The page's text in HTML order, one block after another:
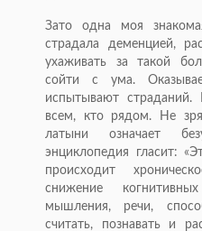
Зато одна моя
страдала деменцией,
ухаживать за такой
сойти с ума.
испытывают
всем, кто рядом. Не
латыни означает
энциклопедия гласит:
происходит
снижение
мышления, речи,
считать, познавать и